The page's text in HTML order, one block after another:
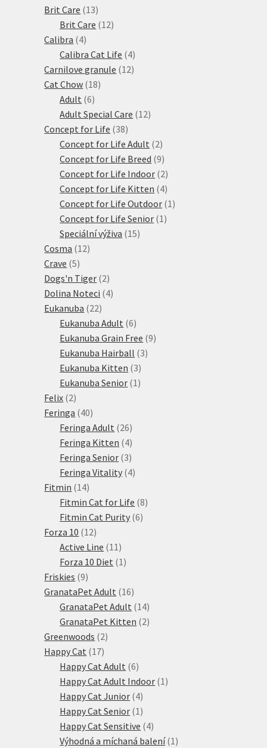
produktů
Brit Care 1313
produktů
Brit Care 1212
Calibra 44
produkty
Calibra Cat Life 44
produkty
Carnilove granule 1212
Cat Chow 1818
Adult 66
produktů
Adult Special Care 1212
Concept for Life 3838
produktů
Concept for Life Adult 22
produkty
Concept for Life Breed 99
produktů
Concept for Life Indoor 22
produkty
Concept for Life Kitten 44
produkty
Concept for Life Outdoor 1 1
Concept for Life Senior 1 1
Speciální výživa 1515
Cosma 1212
Crave 55
produktů
Dogs'n Tiger 22
produkty
Dolina Noteci 44
Eukanuba 2222
produktů
Eukanuba Adult 66
produktů
Eukanuba Grain Free 99
Eukanuba Hairball 33
Eukanuba Kitten 33
produkty
Eukanuba Senior 1 1
Felix 22
produkty
Feringa 4040
produktů
Feringa Adult 2626
produktů
Feringa Kitten 44
produkty
Feringa Senior 33
produkty
Feringa Vitality 44
Fitmin 1414
produktů
Fitmin Cat for Life 88
Fitmin Cat Purity 66
Forza 10 1212
produktů
Active Line 11 11
produktů
Forza 10 Diet 1 1
Friskies 99
produktů
GranataPet Adult 1616
produktů
GranataPet Adult 1414
produktů
GranataPet Kitten 22
Greenwoods 22
Happy Cat 1717
produktů
Happy Cat Adult 66
produktů
Happy Cat Adult Indoor 1 1
Happy Cat Junior 44
produkty
Happy Cat Senior 1 1
produkt
Happy Cat Sensitive 44
produkty
Výhodná a míchaná balení 1 1